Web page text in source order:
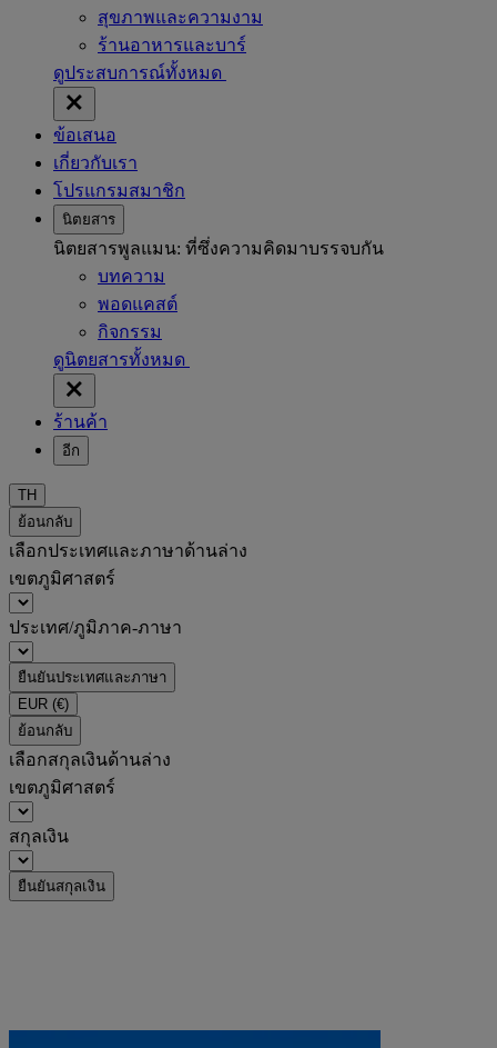
สุขภาพและความงาม
ร้านอาหารและบาร์
ดูประสบการณ์ทั้งหมด
ข้อเสนอ
เกี่ยวกับเรา
โปรแกรมสมาชิก
นิตยสาร
นิตยสารพูลแมน: ที่ซึ่งความคิดมาบรรจบกัน
บทความ
พอดแคสต์
กิจกรรม
ดูนิตยสารทั้งหมด
ร้านค้า
อีก
TH
ย้อนกลับ
เลือกประเทศและภาษาด้านล่าง
เขตภูมิศาสตร์
ประเทศ/ภูมิภาค-ภาษา
ยืนยันประเทศและภาษา
EUR (€)
ย้อนกลับ
เลือกสกุลเงินด้านล่าง
เขตภูมิศาสตร์
สกุลเงิน
ยืนยันสกุลเงิน